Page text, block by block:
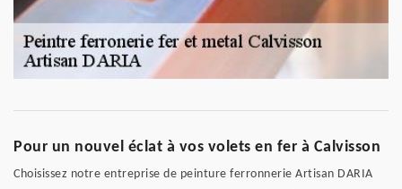
Pour un nouvel éclat à vos volets en fer à Calvisson
Choisissez notre entreprise de peinture ferronnerie Artisan DARIA